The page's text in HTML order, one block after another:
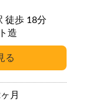
博多南線 博多 駅 徒歩 18分
造
月